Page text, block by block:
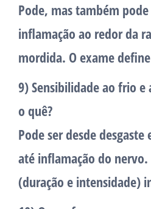
Pode, mas também
inflamação ao redor da
mordida. O exame
9) Sensibilidade ao frio
o quê?
Pode ser desde
até inflamação do
(duração e intensidade)